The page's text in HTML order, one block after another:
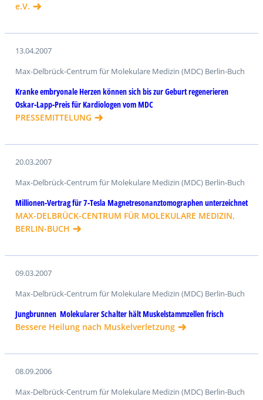
e.V.
13.04.2007
Max-Delbrück-Centrum für Molekulare Medizin (MDC) Berlin-Buch
Kranke embryonale Herzen können sich bis zur Geburt regenerieren
Oskar-Lapp-Preis für Kardiologen vom MDC
PRESSEMITTELUNG
20.03.2007
Max-Delbrück-Centrum für Molekulare Medizin (MDC) Berlin-Buch
Millionen-Vertrag für 7-Tesla Magnetresonanztomographen unterzeichnet
MAX-DELBRÜCK-CENTRUM FÜR MOLEKULARE MEDIZIN,
BERLIN-BUCH
09.03.2007
Max-Delbrück-Centrum für Molekulare Medizin (MDC) Berlin-Buch
Jungbrunnen  Molekularer Schalter hält Muskelstammzellen frisch
Bessere Heilung nach Muskelverletzung
08.09.2006
Max-Delbrück-Centrum für Molekulare Medizin (MDC) Berlin-Buch